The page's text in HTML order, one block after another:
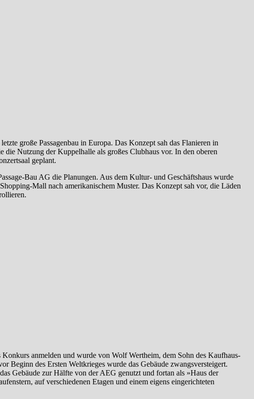
große Passagenbau in Europa. Das Konzept sah das Flanieren in
die Nutzung der Kuppelhalle als großes Clubhaus vor. In den oberen
geplant.
Bau AG die Planungen. Aus dem Kultur- und Geschäftshaus wurde
Mall nach amerikanischem Muster. Das Konzept sah vor, die Läden
anmelden und wurde von Wolf Wertheim, dem Sohn des Kaufhaus-
Beginn des Ersten Weltkrieges wurde das Gebäude zwangsversteigert.
Gebäude zur Hälfte von der AEG genutzt und fortan als »Haus der
auf verschiedenen Etagen und einem eigens eingerichteten